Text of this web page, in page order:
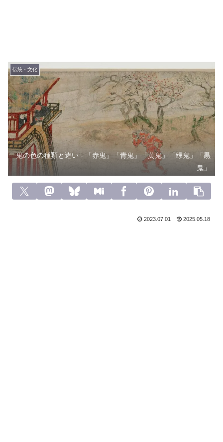
伝統・文化
鬼の色の種類と違い - 「赤鬼」「青鬼」「黄鬼」「緑鬼」「黒
鬼」
2023.07.01 2025.05.18